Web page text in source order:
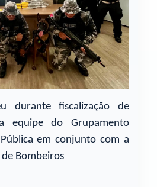
durante fiscalização de
equipe do Grupamento
em conjunto com a
Bombeiros